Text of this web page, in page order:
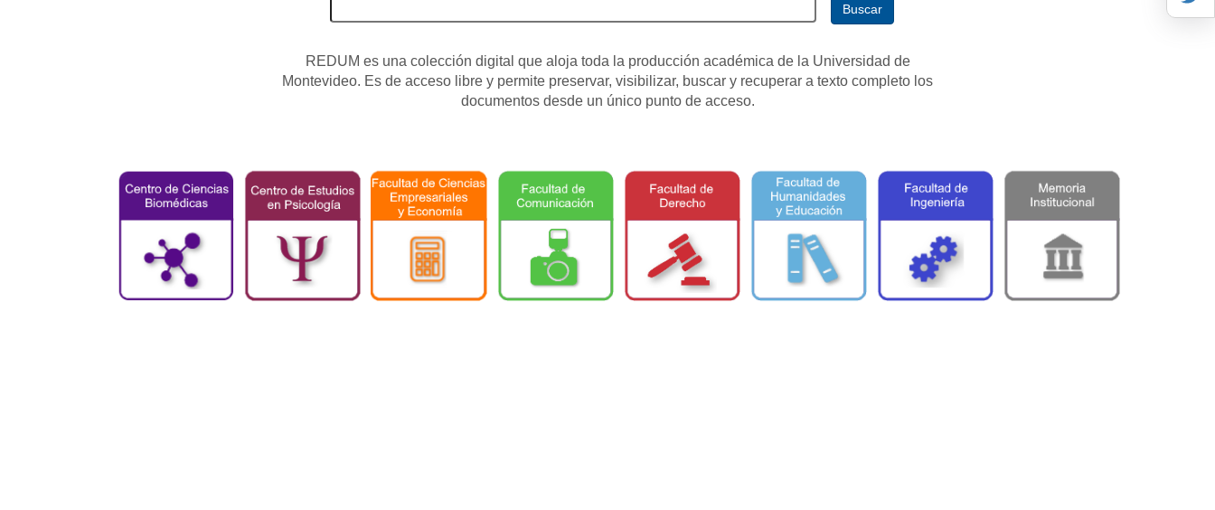
Buscar
REDUM es una colección digital que aloja toda la producción académica de la Universidad de
Montevideo. Es de acceso libre y permite preservar, visibilizar, buscar y recuperar a texto completo los
documentos desde un único punto de acceso.